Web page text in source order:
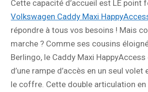
Cette capacité d’accueil est LE point
Volkswagen Caddy Maxi
répondre à tous vos besoins ! Mais
marche ? Comme ses cousins
Berlingo, le Caddy Maxi
d’une rampe d’accès en un seul volet
le coffre. Cette double articulation